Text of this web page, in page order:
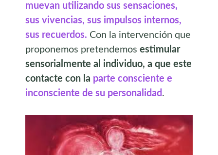
muevan utilizando sus sensaciones,
sus vivencias, sus impulsos internos,
sus recuerdos. Con la intervención que
proponemos pretendemosestimular
sensorialmente al individuo, a que este
contacte con la parte consciente e
inconsciente de su personalidad .